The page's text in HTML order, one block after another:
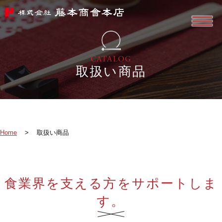
CATALOG
取扱い商品
Home > 取扱い商品
食業界を支える方をサポートしま
す。